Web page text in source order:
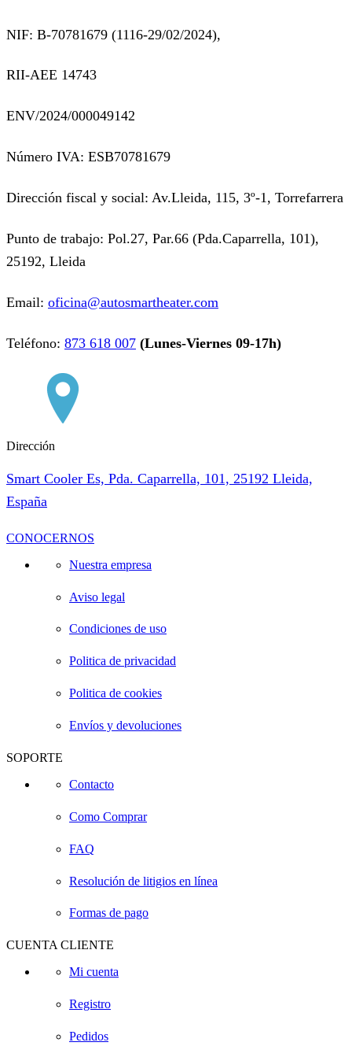
NIF: B-70781679 (1116-29/02/2024),
RII-AEE 14743
ENV/2024/000049142
Número IVA: ESB70781679
Dirección fiscal y social: Av.Lleida, 115, 3º-1, Torrefarrera
Punto de trabajo: Pol.27, Par.66 (Pda.Caparrella, 101),
25192, Lleida
Email: oficina@autosmartheater.com
Teléfono: 873 618 007 (Lunes-Viernes 09-17h)
Dirección
Smart Cooler Es, Pda. Caparrella, 101, 25192 Lleida,
España
CONOCERNOS
Nuestra empresa
Aviso legal
Condiciones de uso
Politica de privacidad
Politica de cookies
Envíos y devoluciones
SOPORTE
Contacto
Como Comprar
FAQ
Resolución de litigios en línea
Formas de pago
CUENTA CLIENTE
Mi cuenta
Registro
Pedidos